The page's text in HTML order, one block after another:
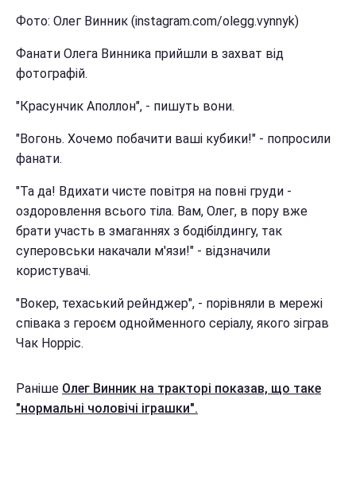
Фото: Олег Винник (instagram.com/olegg.vynnyk)
Фанати Олега Винника прийшли в захват від
фотографій.
"Красунчик Аполлон", - пишуть вони.
"Вогонь. Хочемо побачити ваші кубики!" - попросили
фанати.
"Та да! Вдихати чисте повітря на повні груди -
оздоровлення всього тіла. Вам, Олег, в пору вже
брати участь в змаганнях з бодібілдингу, так
суперовськи накачали м'язи!" - відзначили
користувачі.
"Вокер, техаський рейнджер", - порівняли в мережі
співака з героєм однойменного серіалу, якого зіграв
Чак Норріс.
Раніше Олег Винник на тракторі показав, що таке
"нормальні чоловічі іграшки".